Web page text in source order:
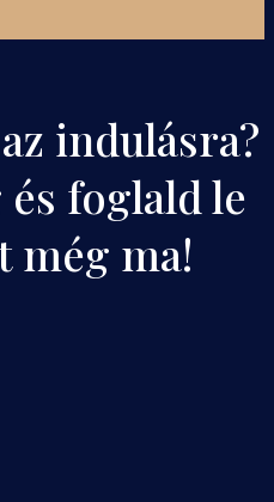
indulásra?
foglald le
még ma!